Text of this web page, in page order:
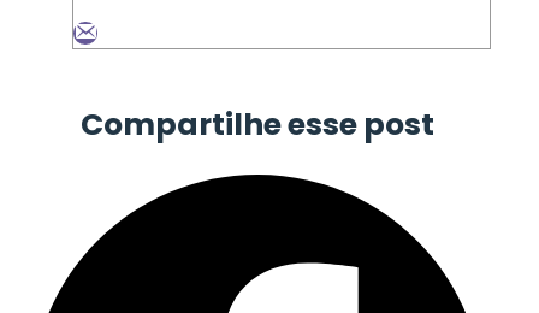
Compartilhe esse post